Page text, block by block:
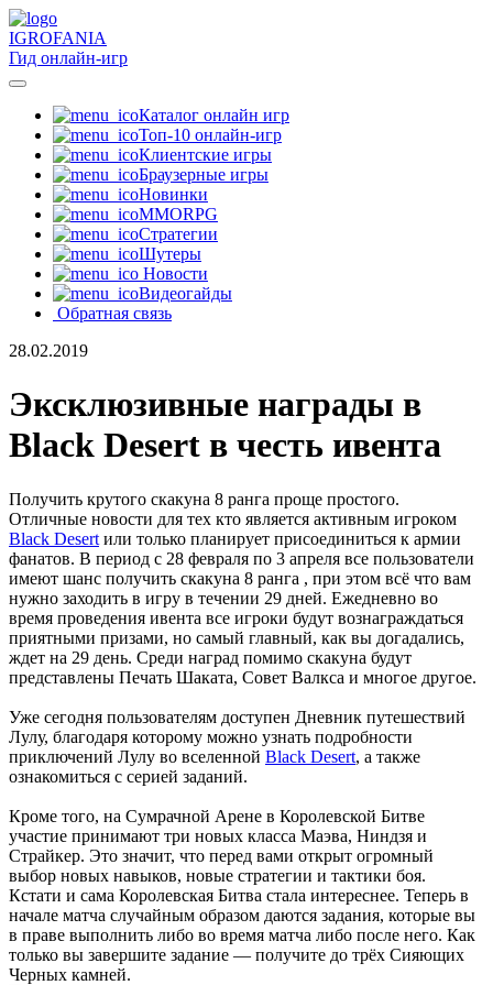
IGROFANIA
Гид онлайн-игр
Каталог онлайн игр
Топ-10 онлайн-игр
Клиентские игры
Браузерные игры
Новинки
MMORPG
Стратегии
Шутеры
Новости
Видеогайды
Обратная связь
28.02.2019
Эксклюзивные награды в
Black Desert в честь ивента
Получить крутого скакуна 8 ранга проще простого.
Отличные новости для тех кто является активным игроком
Black Desert или только планирует присоединиться к армии
фанатов. В период с 28 февраля по 3 апреля все пользователи
имеют шанс получить скакуна 8 ранга , при этом всё что вам
нужно заходить в игру в течении 29 дней. Ежедневно во
время проведения ивента все игроки будут вознаграждаться
приятными призами, но самый главный, как вы догадались,
ждет на 29 день. Среди наград помимо скакуна будут
представлены Печать Шаката, Совет Валкса и многое другое.
Уже сегодня пользователям доступен Дневник путешествий
Лулу, благодаря которому можно узнать подробности
приключений Лулу во вселенной Black Desert, а также
ознакомиться с серией заданий.
Кроме того, на Сумрачной Арене в Королевской Битве
участие принимают три новых класса Маэва, Ниндзя и
Страйкер. Это значит, что перед вами открыт огромный
выбор новых навыков, новые стратегии и тактики боя.
Кстати и сама Королевская Битва стала интереснее. Теперь в
начале матча случайным образом даются задания, которые вы
в праве выполнить либо во время матча либо после него. Как
только вы завершите задание — получите до трёх Сияющих
Черных камней.